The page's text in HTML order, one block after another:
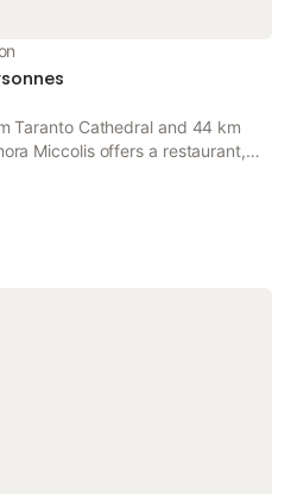
Taranto Cathedral and 44 km
Miccolis offers a restaurant,
is a private entrance at the
of those who stay.